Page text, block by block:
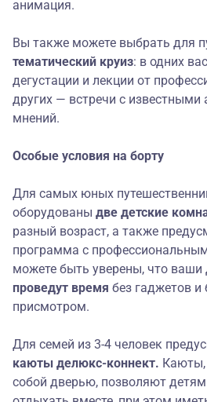
анимация.
Вы также можете выбрать для
тематический круиз: в одних
дегустации и лекции от
других — встречи с
мнений.
Особые условия на борту
Для самых юных
оборудованы две детские
разный возраст, а также
программа с
можете быть уверены, что ваши
проведут время без гаджетов и
присмотром.
Для семей из 3-4 человек
каюты делюкс-коннект.
собой дверью, позволяют